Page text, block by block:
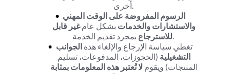
أخرى.
والاستشارات والخدمات بشكل عام
للاسترجاع بمجرد تقديم الخدمة.
تغطي سياسة الإرجاع والإلغاء هذه
التشغيلية
المنتجات) ويقوم